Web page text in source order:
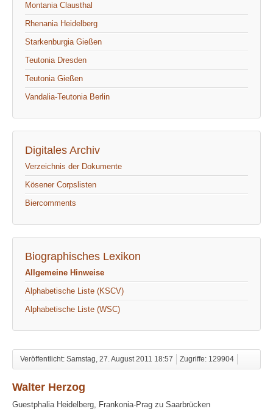
Montania Clausthal
Rhenania Heidelberg
Starkenburgia Gießen
Teutonia Dresden
Teutonia Gießen
Vandalia-Teutonia Berlin
Digitales Archiv
Verzeichnis der Dokumente
Kösener Corpslisten
Biercomments
Biographisches Lexikon
Allgemeine Hinweise
Alphabetische Liste (KSCV)
Alphabetische Liste (WSC)
Veröffentlicht: Samstag, 27. August 2011 18:57 Zugriffe: 129904
Walter Herzog
Guestphalia Heidelberg, Frankonia-Prag zu Saarbrücken